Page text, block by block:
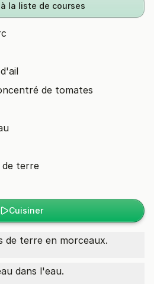
la liste de courses
de tomates
de terre
Cuisiner
de terre en morceaux.
dans l'eau.